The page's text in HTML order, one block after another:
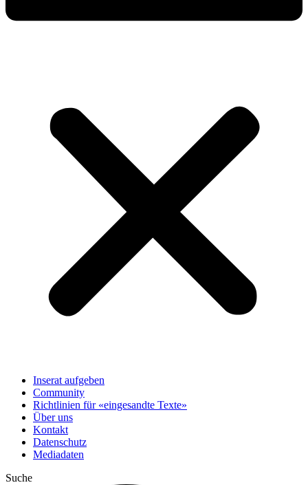
Inserat aufgeben
Community
Richtlinien für «eingesandte Texte»
Über uns
Kontakt
Datenschutz
Mediadaten
Suche